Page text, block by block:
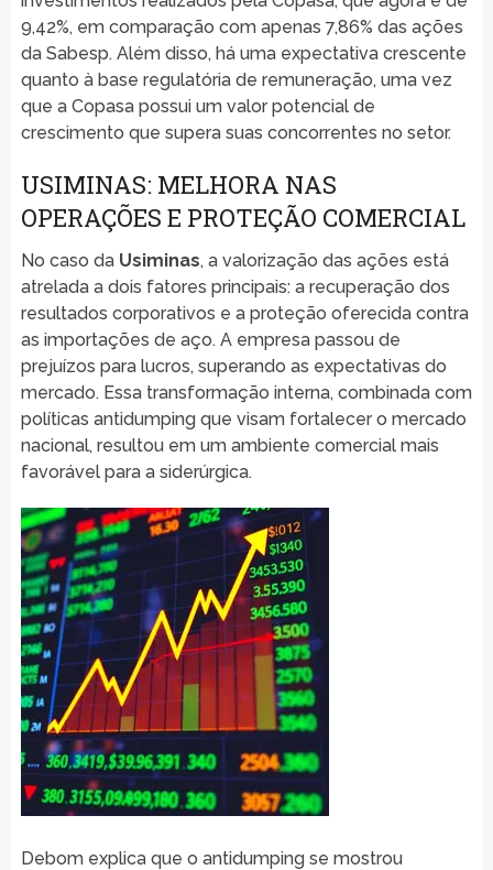
9,42%, em comparação com apenas 7,86% das ações
da Sabesp. Além disso, há uma expectativa crescente
quanto à base regulatória de remuneração, uma vez
que a Copasa possui um valor potencial de
crescimento que supera suas concorrentes no setor.
USIMINAS: MELHORA NAS
OPERAÇÕES E PROTEÇÃO COMERCIAL
No caso da Usiminas, a valorização das ações está
atrelada a dois fatores principais: a recuperação dos
resultados corporativos e a proteção oferecida contra
as importações de aço. A empresa passou de
prejuízos para lucros, superando as expectativas do
mercado. Essa transformação interna, combinada com
políticas antidumping que visam fortalecer o mercado
nacional, resultou em um ambiente comercial mais
favorável para a siderúrgica.
Debom explica que o antidumping se mostrou